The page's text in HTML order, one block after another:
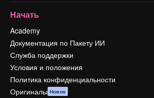
Начать
Academy
Документация по Пакету ИИ
Служба поддержки
Условия и положения
Политика конфиденциальности
Оригиналы Новое